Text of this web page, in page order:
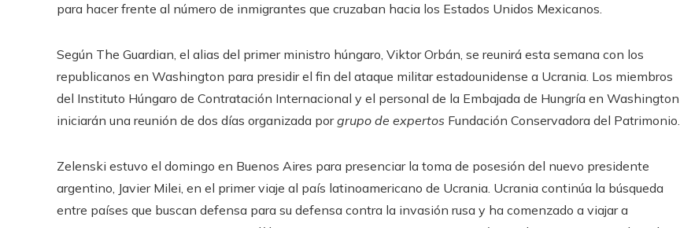
para hacer frente al número de inmigrantes que cruzaban hacia los Estados Unidos Mexicanos.
Según The Guardian, el alias del primer ministro húngaro, Viktor Orbán, se reunirá esta semana con los
republicanos en Washington para presidir el fin del ataque militar estadounidense a Ucrania. Los miembros
del Instituto Húngaro de Contratación Internacional y el personal de la Embajada de Hungría en Washington
iniciarán una reunión de dos días organizada porgrupo de expertos Fundación Conservadora del Patrimonio.
Zelenski estuvo el domingo en Buenos Aires para presenciar la toma de posesión del nuevo presidente
argentino, Javier Milei, en el primer viaje al país latinoamericano de Ucrania. Ucrania continúa la búsqueda
entre países que buscan defensa para su defensa contra la invasión rusa y ha comenzado a viajar a